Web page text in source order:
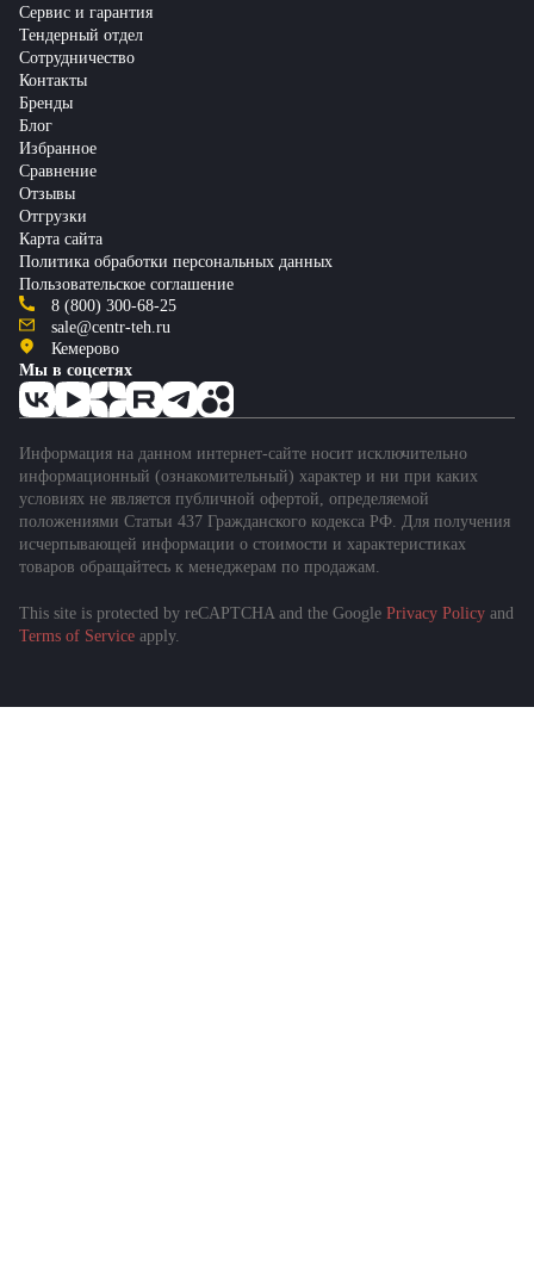
Сервис и гарантия
Тендерный отдел
Сотрудничество
Контакты
Бренды
Блог
Избранное
Сравнение
Отзывы
Отгрузки
Карта сайта
Политика обработки персональных данных
Пользовательское соглашение
8 (800) 300-68-25
sale@centr-teh.ru
Кемерово
Мы в соцсетях
Информация на данном интернет-сайте носит исключительно
информационный (ознакомительный) характер и ни при каких
условиях не является публичной офертой, определяемой
положениями Статьи 437 Гражданского кодекса РФ. Для получения
исчерпывающей информации о стоимости и характеристиках
товаров обращайтесь к менеджерам по продажам.
This site is protected by reCAPTCHA and the Google Privacy Policy and
Terms of Service apply.